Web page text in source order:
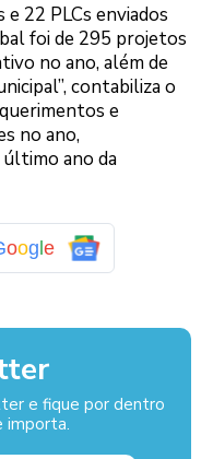
22 PLCs enviados
foi de 295 projetos
no ano, além de
contabiliza o
e
no ano,
ano da
oog e
e fique por dentro
importa.